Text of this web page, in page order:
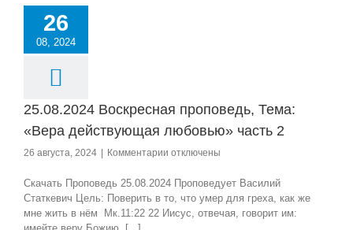
26
08, 2024
25.08.2024 Воскресная проповедь, Тема:
«Вера действующая любовью» часть 2
26 августа, 2024 Комментарии к
25.08.2024
Воскресная
проповедь,
отключены
Скачать Проповедь 25.08.2024 Проповедует Василий
Статкевич Цель: Поверить в то, что умер для греха, как же
мне жить в нём Мк.11:22 22 Иисус, отвечая, говорит им: